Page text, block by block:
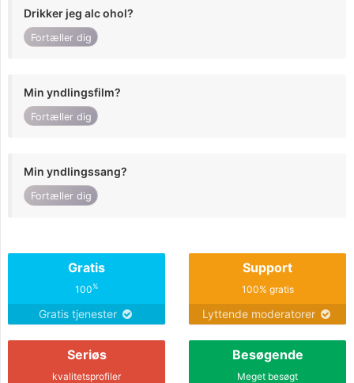
Drikker jeg alc ohol?
Fortæller dig
Min yndlingsfilm?
Fortæller dig
Min yndlingssang?
Fortæller dig
Gratis
100%
Gratis tjenester
Support
100% gratis
Lyttende moderatorer
Seriøs
kvalitetsprofiler
Besøgende
Meget besøgt